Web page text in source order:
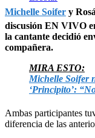
Michelle Soifer y
discusión EN VIVO
la cantante decidió
compañera.
MIRA ESTO:
Michelle Soifer
‘Principito’:
Ambas participantes
diferencia de las